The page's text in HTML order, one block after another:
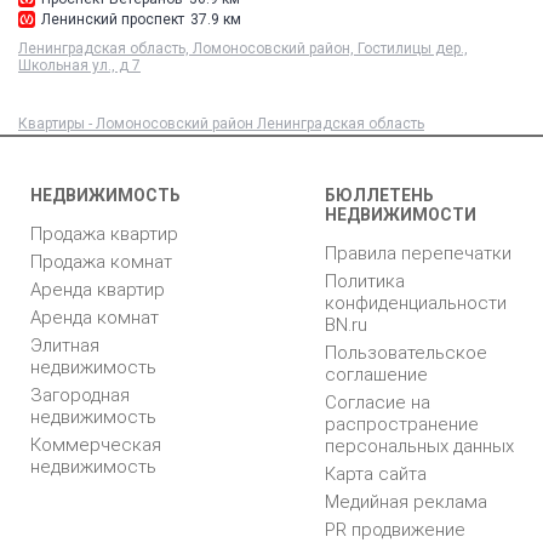
Ленинский проспект 37.9 км
Ленинградская область, Ломоносовский район, Гостилицы дер.,
Школьная ул., д 7
Квартиры - Ломоносовский район Ленинградская область
НЕДВИЖИМОСТЬ
Продажа квартир
Продажа комнат
Аренда квартир
Аренда комнат
Элитная
недвижимость
Загородная
недвижимость
Коммерческая
недвижимость
БЮЛЛЕТЕНЬ
НЕДВИЖИМОСТИ
Правила перепечатки
Политика
конфиденциальности
BN.ru
Пользовательское
соглашение
Согласие на
распространение
персональных данных
Карта сайта
Медийная реклама
PR продвижение